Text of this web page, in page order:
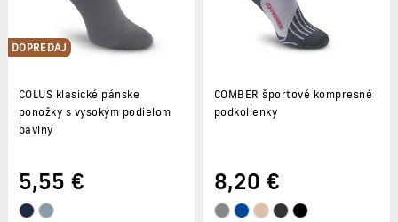
DOPREDAJ
COLUS klasické pánske
ponožky s vysokým podielom
bavlny
5,55 €
COMBER športové kompresné
podkolienky
8,20 €